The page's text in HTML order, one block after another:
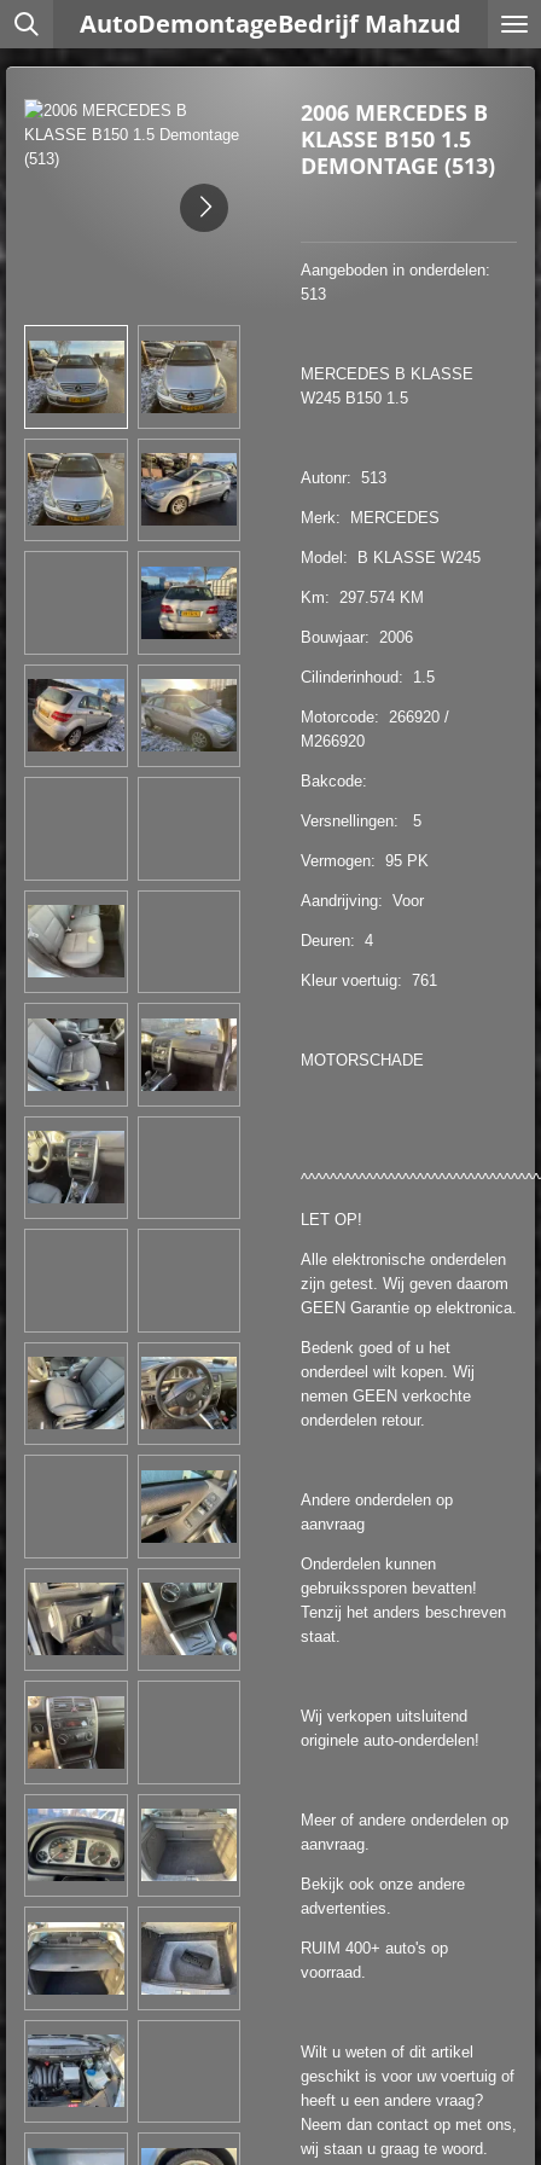
Ga
direct
naar
de
hoofdinhoud
AutoDemontageBedrijf Mahzud
2006 MERCEDES B
KLASSE B150 1.5
DEMONTAGE (513)
Aangeboden in onderdelen:
513
MERCEDES B KLASSE
W245 B150 1.5
Autonr: 513
Merk: MERCEDES
Model: B KLASSE W245
Km: 297.574 KM
Bouwjaar: 2006
Cilinderinhoud: 1.5
Motorcode: 266920 /
M266920
Bakcode:
Versnellingen: 5
Vermogen: 95 PK
Aandrijving: Voor
Deuren: 4
Kleur voertuig: 761
MOTORSCHADE
LET OP!
Alle elektronische onderdelen
zijn getest. Wij geven daarom
GEEN Garantie op elektronica.
Bedenk goed of u het
onderdeel wilt kopen. Wij
nemen GEEN verkochte
onderdelen retour.
Andere onderdelen op
aanvraag
Onderdelen kunnen
gebruikssporen bevatten!
Tenzij het anders beschreven
staat.
Wij verkopen uitsluitend
originele auto-onderdelen!
Meer of andere onderdelen op
aanvraag.
Bekijk ook onze andere
advertenties.
RUIM 400+ auto's op
voorraad.
Wilt u weten of dit artikel
geschikt is voor uw voertuig of
heeft u een andere vraag?
Neem dan contact op met ons,
wij staan u graag te woord.